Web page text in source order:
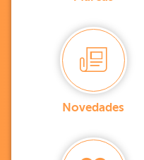
Novedades